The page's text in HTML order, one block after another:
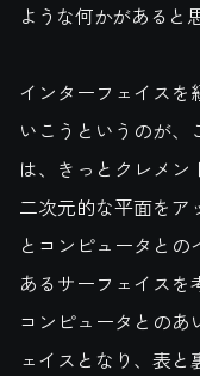
ような何かがあると
インターフェイスを
いこうというのが
は、きっとクレメ
二次元的な平面をア
とコンピュータと
あるサーフェイスを
コンピュータとのあ
ェイスとなり、表